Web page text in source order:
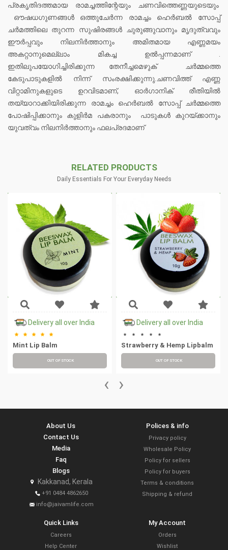
പ്രകൃതിദത്തമായ രാമച്ചത്തിന്റേയും ചണവിത്തെണ്ണയുടെയും
ഔഷധഗുണങ്ങൾ ഒത്തുചേർന്ന രാമച്ചം ഹെർബൽ സോപ്പ്
ചര്‍മത്തിലെ തുറന്ന സുഷിരങ്ങള്‍ ചുരുങ്ങുവാനും മൃദുത്വവും
ഈര്‍പ്പവും നിലനിര്‍ത്താനും അമിതമായ എണ്ണമയം
അകറ്റാനുമെല്ലാം മികച്ച ഉൽപ്പന്നമാണ് .
ഇതിലുപയോഗിച്ചിരിക്കുന്ന തേനീച്ചമെഴുക് ചർമ്മത്തെ
കേടുപാടുകളിൽ നിന്ന് സംരക്ഷിക്കുന്നു.ചണവിത്ത് എണ്ണ
വിറ്റാമിനുകളുടെ ഉറവിടമാണ്, ഓർഗാനിക് രീതിയിൽ
തയ്യാറാക്കിയിരിക്കുന്ന രാമച്ചം ഹെർബൽ സോപ്പ് ചർമ്മത്തെ
പോഷിപ്പിക്കാനും കുളിർമ പകരാനും പാടുകൾ കുറയ്ക്കാനും
യുവത്വം നിലനിർത്താനും ഫലപ്രദമാണ്
RELATED PRODUCTS
Daily Essentials For Your Everyday Needs
Delivery all over India
Mint Lip Balm
OUT OF STOCK
Delivery all over India
Strawberry & Hemp Lipbalm
OUT OF STOCK
‹ ›
About Us
Contact Us
Media
Faq
Blogs
Kakkanad, Kerala
+91 0484 4862650
info@jaivamlife.com
Polices & info
Privacy policy
Wholesale Policy
Policy for sellers
Policy for buyers
Terms & conditions
Shipping & refund
Quick Links
Careers
Help Center
My Account
Orders
Wishlist